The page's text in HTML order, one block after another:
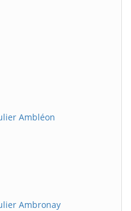
Ambléon
Ambronay